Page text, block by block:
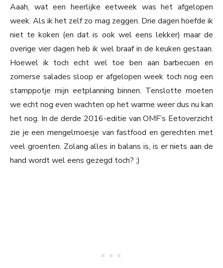
Aaah, wat een heerlijke eetweek was het afgelopen
week. Als ik het zelf zo mag zeggen. Drie dagen hoefde ik
niet te koken (en dat is ook wel eens lekker) maar de
overige vier dagen heb ik wel braaf in de keuken gestaan.
Hoewel ik toch echt wel toe ben aan barbecuen en
zomerse salades sloop er afgelopen week toch nog een
stamppotje mijn eetplanning binnen. Tenslotte moeten
we echt nog even wachten op het warme weer dus nu kan
het nog. In de derde 2016-editie van OMF’s Eetoverzicht
zie je een mengelmoesje van fastfood en gerechten met
veel groenten. Zolang alles in balans is, is er niets aan de
hand wordt wel eens gezegd toch? ;)